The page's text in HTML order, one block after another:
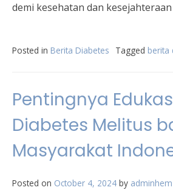
demi kesehatan dan
Posted in Berita Diabetes Tagged berita
Pentingnya
Diabetes Melitus
Masyarakat
Posted on October 4, 2024 by adminhem